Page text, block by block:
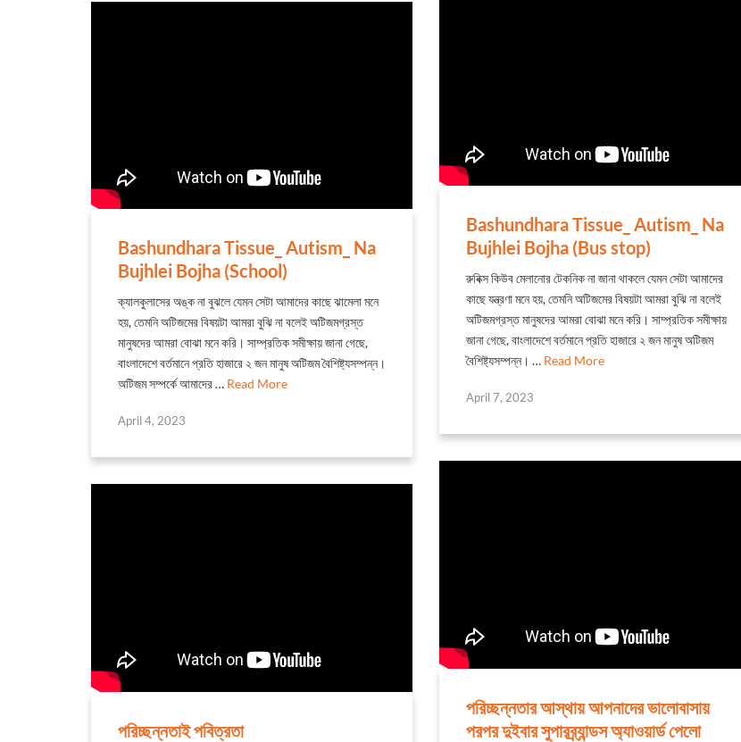
Bashundhara Tissue_ Autism_ Na
Bujhlei Bojha (Bus stop)
রুবিক্স কিউব মেলানোর টেকনিক না জানা থাকলে যেমন সেটা আমাদের
কাছে যন্ত্রণা মনে হয়, তেমনি অটিজমের বিষয়টা আমরা বুঝি না বলেই
অটিজমগ্রস্ত মানুষদের আমরা বোঝা মনে করি। সাম্প্রতিক সমীক্ষায়
জানা গেছে, বাংলাদেশে বর্তমানে প্রতি হাজারে ২ জন মানুষ অটিজম
বৈশিষ্ট্যসম্পন্ন। … Read More
April 7, 2023
Bashundhara Tissue_ Autism_ Na
Bujhlei Bojha (School)
ক্যালকুলাসের অঙ্ক না বুঝলে যেমন সেটা আমাদের কাছে ঝামেলা মনে
হয়, তেমনি অটিজমের বিষয়টা আমরা বুঝি না বলেই অটিজমগ্রস্ত
মানুষদের আমরা বোঝা মনে করি। সাম্প্রতিক সমীক্ষায় জানা গেছে,
বাংলাদেশে বর্তমানে প্রতি হাজারে ২ জন মানুষ অটিজম বৈশিষ্ট্যসম্পন্ন।
অটিজম সম্পর্কে আমাদের … Read More
April 4, 2023
পরিচ্ছন্নতার আস্থায় আপনাদের ভালোবাসায়
পরপর দুইবার সুপারব্র্যান্ডস অ্যাওয়ার্ড পেলো
পরিচ্ছন্নতাই পবিত্রতা